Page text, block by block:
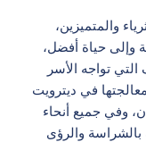
والمتميزين،
وإلى حياة أفضل،
تواجه الأسر
في ديترويت
وفي جميع أنحاء
بالشراسة والرؤى